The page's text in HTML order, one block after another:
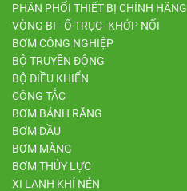
PHÂN PHỐI THIẾT BỊ CHÍNH HÃNG
VÒNG BI - Ổ TRỤC- KHỚP NỐI
BƠM CÔNG NGHIỆP
BỘ TRUYỀN ĐỘNG
BỘ ĐIỀU KHIỂN
CÔNG TẮC
BƠM BÁNH RĂNG
BƠM DẦU
BƠM MÀNG
BƠM THỦY LỰC
XI LANH KHÍ NÉN